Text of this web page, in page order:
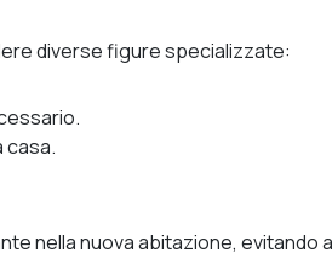
diverse figure specializzate:
casa.
nella nuova abitazione, evitando